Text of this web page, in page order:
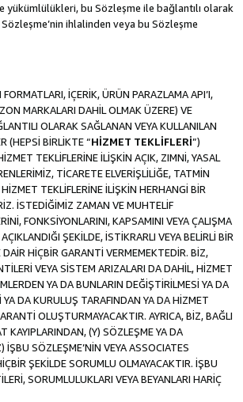
bu Sözleşme ile bağlantılı olarak
ihlalinden veya bu Sözleşme
İÇERİK, ÜRÜN PARAZLAMA API’I,
MARKALARI DAHİL OLMAK ÜZERE) VE
OLARAK SAĞLANAN VEYA KULLANILAN
(HEPSİ BİRLİKTE “HİZMET TEKLİFLERİ”)
TEKLİFLERİNE İLİŞKİN AÇIK, ZIMNİ, YASAL
TİCARETE ELVERİŞLİLİĞE, TATMİN
TEKLİFLERİNE İLİŞKİN HERHANGİ BİR
İSTEDİĞİMİZ ZAMAN VE MUHTELİF
FONKSİYONLARINI, KAPSAMINI VEYA ÇALIŞMA
ŞEKİLDE, İSTİKRARLI VEYA BELİRLİ BİR
HİÇBİR GARANTİ VERMEMEKTEDİR. BİZ,
VEYA SİSTEM ARIZALARI DA DAHİL, HİZMET
YA DA BUNLARIN DEĞİŞTİRİLMESİ YA DA
DA KURULUŞ TARAFINDAN YA DA HİZMET
OLUŞTURMAYACAKTIR. AYRICA, BİZ, BAĞLI
KAYIPLARINDAN, (Y) SÖZLEŞME YA DA
SÖZLEŞME’NİN VEYA ASSOCIATES
ŞEKİLDE SORUMLU OLMAYACAKTIR. İŞBU
SORUMLULUKLARI VEYA BEYANLARI HARİÇ